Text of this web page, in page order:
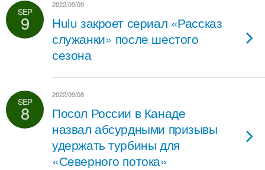
SEP
9
2022/09/09
Hulu закроет сериал «Рассказ
служанки» после шестого
сезона
SEP
8
2022/09/08
Посол России в Канаде
назвал абсурдными призывы
удержать турбины для
«Северного потока»